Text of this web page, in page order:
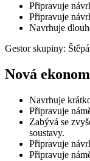
Připravuje
Připravuje
Navrhuje
Gestor skupiny:
Nová
Navrhuje
Připravuje
Zabývá se
soustavy.
Připravuje
Připravuje